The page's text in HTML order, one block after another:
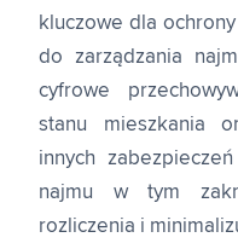
kluczowe dla
do zarządzania
cyfrowe
stanu mieszkania
innych
najmu w tym
rozliczenia i